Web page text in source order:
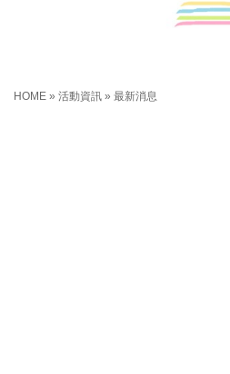
HOME » 活動資訊 » 最新消息